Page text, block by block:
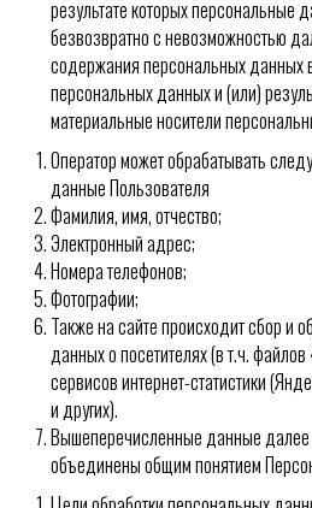
результате которых персональные
безвозвратно с невозможностью
содержания персональных данных
персональных данных и (или)
материальные носители
Оператор может обрабатывать
данные Пользователя
Фамилия, имя, отчество;
Электронный адрес;
Номера телефонов;
Фотографии;
Также на сайте происходит сбор и
данных о посетителях (в т.ч.
сервисов интернет-статистики
и других).
Вышеперечисленные данные далее
объединены общим понятием